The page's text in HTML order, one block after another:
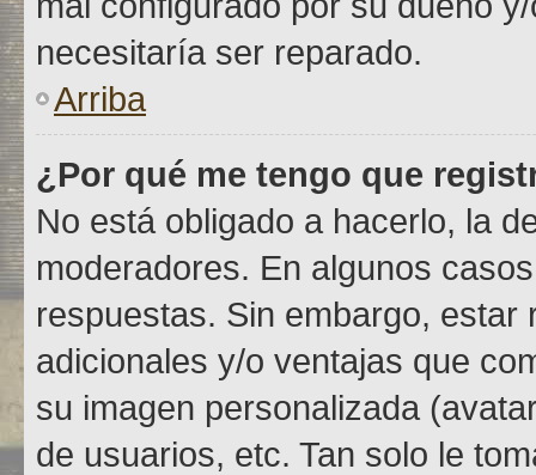
necesitaría ser reparado.
Arriba
¿Por qué me tengo que
No está obligado a hacerlo, la
moderadores. En algunos
respuestas. Sin embargo,
adicionales y/o ventajas que
su imagen personalizada
de usuarios, etc. Tan solo le